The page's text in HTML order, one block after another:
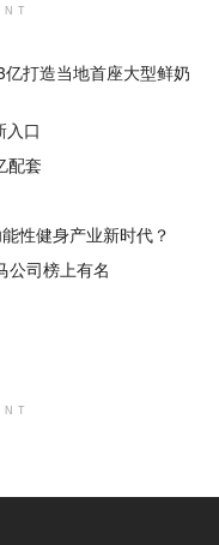
打造当地首座大型鲜奶
入口
配套
性健身产业新时代？
公司榜上有名